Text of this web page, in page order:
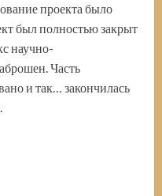
проекта было
был полностью закрыт
научно-
Часть
и так… закончилась